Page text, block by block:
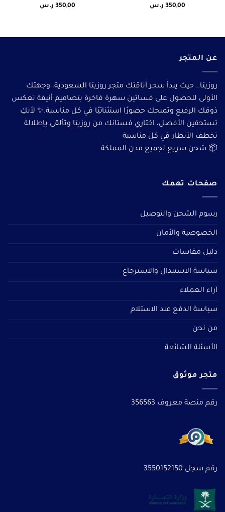
350,00 ر.س
350,00 ر.س
عن المتجر
روزيتا.. حيث يبدأ سحر أناقتك متجر روزيتا السعودية، وجهتك
الأولى للحصول على فساتين سهرة فاخرة بتصاميم أنيقة تعكس
ذوقك الرفيع وتمنحك حضورًا استثنائيًا في كل مناسبة.✨ لأنكِ
تستحقين الأفضل، اختاري فستانك من روزيتا وتألقى بإطلالة
تخطف الأنظار في كل مناسبة
📦 شحن سريع لجميع مدن المملكة
صفحات تهمك
رسوم الشحن والتوصيل
الخصوصية والأمان
دليل مقاسات
سياسة الاستبدال والاسترجاع
آراء العملاء
سياسة الدفع عند الاستلام
من نحن
الأسئلة الشائعة
متجر موثوق
رقم منصة معروف 356563
رقم سجل 3550152150